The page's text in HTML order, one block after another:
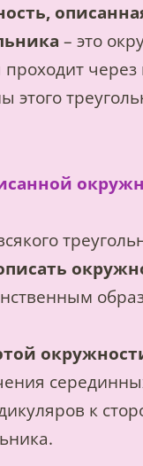
– это
проходит через
этого
к